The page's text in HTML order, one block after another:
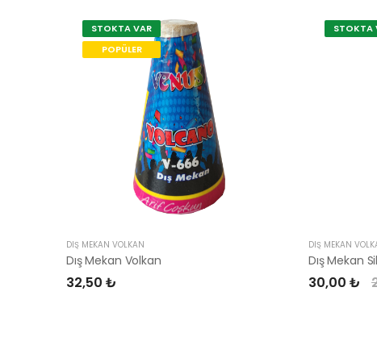
STOKTA VAR
POPÜLER
DIŞ MEKAN VOLKAN
Dış Mekan Volkan
32,50 ₺
STOKTA
DIŞ MEKAN
Dış Mekan
30,00 ₺